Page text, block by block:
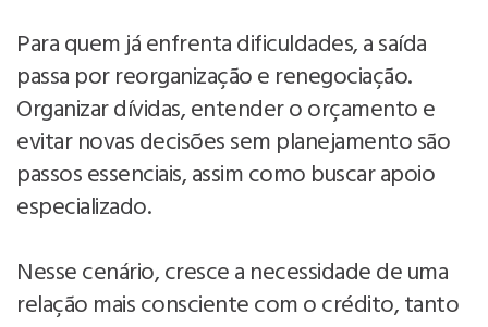
Para quem já enfrenta dificuldades, a saída
passa por reorganização e renegociação.
Organizar dívidas, entender o orçamento e
evitar novas decisões sem planejamento são
passos essenciais, assim como buscar apoio
especializado.
Nesse cenário, cresce a necessidade de uma
relação mais consciente com o crédito, tanto